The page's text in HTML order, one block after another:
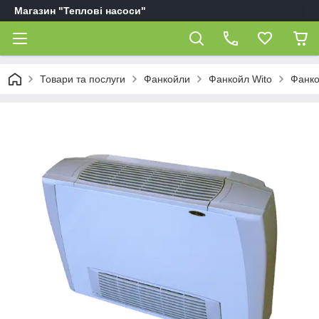
Магазин "Теплові насоси"
Товари та послуги Фанкойли Фанкойл Wito